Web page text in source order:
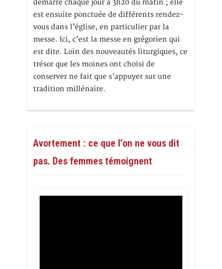
démarre chaque jour à 3h20 du matin ; elle
est ensuite ponctuée de différents rendez-
vous dans l’église, en particulier par la
messe. Ici, c’est la messe en grégorien qui
est dite. Loin des nouveautés liturgiques, ce
trésor que les moines ont choisi de
conserver ne fait que s’appuyer sur une
tradition millénaire.
Avortement : ce que l’on ne vous dit
pas. Des femmes témoignent